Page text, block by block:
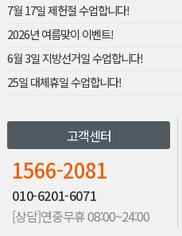
7월 17일 제헌절 수업합니다!
2026년 여름맞이 이벤트!
6월 3일 지방선거일 수업합니다!
25일 대체휴일 수업합니다!
고객센터
1566-2081
010-6201-6071
[상담]연중무휴 08:00~24:00